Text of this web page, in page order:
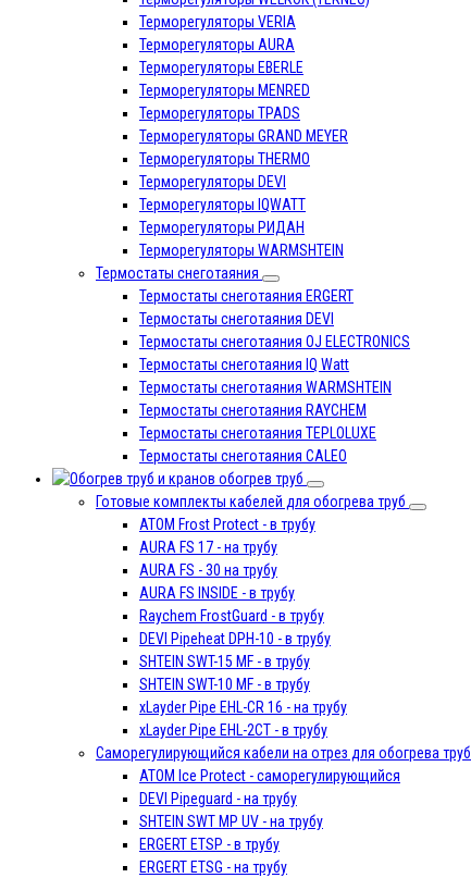
Терморегуляторы VERIA
Терморегуляторы AURA
Терморегуляторы EBERLE
Терморегуляторы MENRED
Терморегуляторы TPADS
Терморегуляторы GRAND MEYER
Терморегуляторы THERMO
Терморегуляторы DEVI
Терморегуляторы IQWATT
Терморегуляторы РИДАН
Терморегуляторы WARMSHTEIN
Термостаты снеготаяния
Термостаты снеготаяния ERGERT
Термостаты снеготаяния DEVI
Термостаты снеготаяния OJ ELECTRONICS
Термостаты снеготаяния IQ Watt
Термостаты снеготаяния WARMSHTEIN
Термостаты снеготаяния RAYCHEM
Термостаты снеготаяния TEPLOLUXE
Термостаты снеготаяния CALEO
обогрев труб
Готовые комплекты кабелей для обогрева труб
ATOM Frost Protect - в трубу
AURA FS 17 - на трубу
AURA FS - 30 на трубу
AURA FS INSIDE - в трубу
Raychem FrostGuard - в трубу
DEVI Pipeheat DPH-10 - в трубу
SHTEIN SWT-15 MF - в трубу
SHTEIN SWT-10 MF - в трубу
xLayder Pipe EHL-CR 16 - на трубу
xLayder Pipe EHL-2CT - в трубу
Саморегулирующийся кабели на отрез для обогрева труб
ATOM Ice Protect - саморегулирующийся
DEVI Pipeguard - на трубу
SHTEIN SWT MP UV - на трубу
ERGERT ETSP - в трубу
ERGERT ETSG - на трубу